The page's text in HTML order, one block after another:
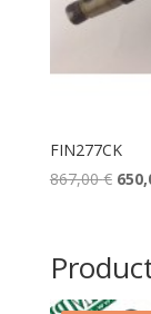
FIN277CK
867,00€ El